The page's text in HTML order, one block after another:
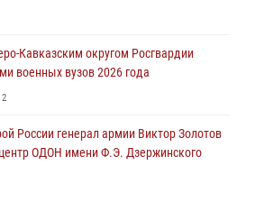
Росгвардии провели турнир по
помощь медикам и девушке с
Кавказским округом Росгвардии
военных вузов 2026 года
2
России генерал армии Виктор Золотов
ОДОН имени Ф.Э. Дзержинского